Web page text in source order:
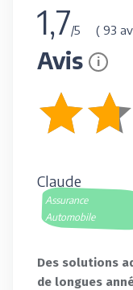
1,7/5 ( 93
Avis i
Claude
Assurance
Automobile
Des solutions
de longues